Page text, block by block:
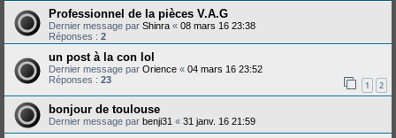
Professionnel de la pièces V.A.G
Dernier message par Shinra « 08 mars 16 23:38
Réponses : 2
un post à la con lol
Dernier message par Orience « 04 mars 16 23:52
Réponses : 23 1 2
bonjour de toulouse
Dernier message par benji31 « 31 janv. 16 21:59